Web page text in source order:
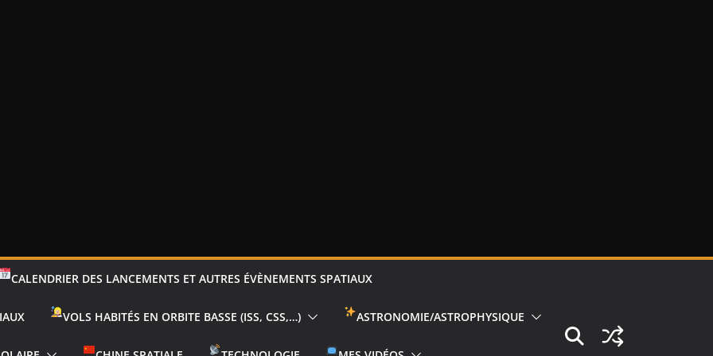
CALENDRIER DES LANCEMENTS ET AUTRES ÉVÈNEMENTS SPATIAUX
VOLS HABITÉS EN ORBITE BASSE (ISS, CSS,…) ASTRONOMIE/ASTROPHYSIQUE